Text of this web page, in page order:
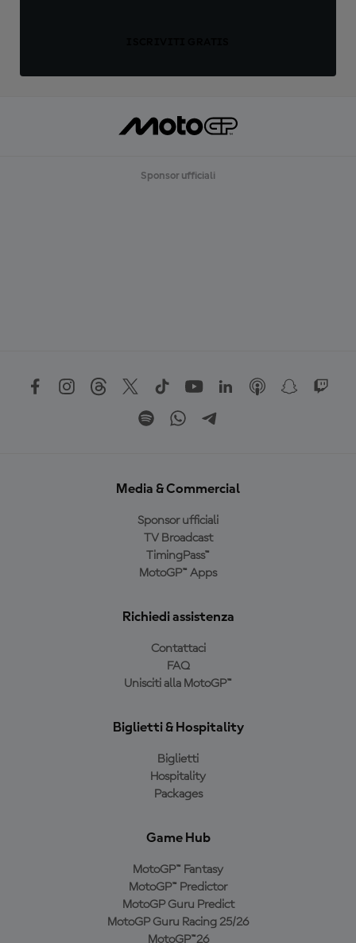
Sponsor ufficiali
Media & Commercial
Sponsor ufficiali
TV Broadcast
TimingPass™
MotoGP™ Apps
Richiedi assistenza
Contattaci
FAQ
Unisciti alla MotoGP™
Biglietti & Hospitality
Biglietti
Hospitality
Packages
Game Hub
MotoGP™ Fantasy
MotoGP™ Predictor
MotoGP Guru Predict
MotoGP Guru Racing 25/26
MotoGP™26